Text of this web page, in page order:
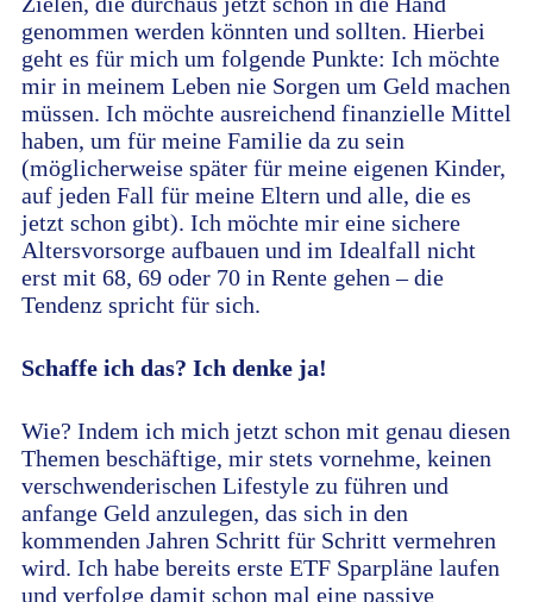
genommen werden könnten und sollten. Hierbei
geht es für mich um folgende Punkte: Ich möchte
mir in meinem Leben nie Sorgen um Geld machen
müssen. Ich möchte ausreichend finanzielle Mittel
haben, um für meine Familie da zu sein
(möglicherweise später für meine eigenen Kinder,
auf jeden Fall für meine Eltern und alle, die es
jetzt schon gibt). Ich möchte mir eine sichere
Altersvorsorge aufbauen und im Idealfall nicht
erst mit 68, 69 oder 70 in Rente gehen – die
Tendenz spricht für sich.
Schaffe ich das? Ich denke ja!
Wie? Indem ich mich jetzt schon mit genau diesen
Themen beschäftige, mir stets vornehme, keinen
verschwenderischen Lifestyle zu führen und
anfange Geld anzulegen, das sich in den
kommenden Jahren Schritt für Schritt vermehren
wird. Ich habe bereits erste ETF Sparpläne laufen
und verfolge damit schon mal eine passive